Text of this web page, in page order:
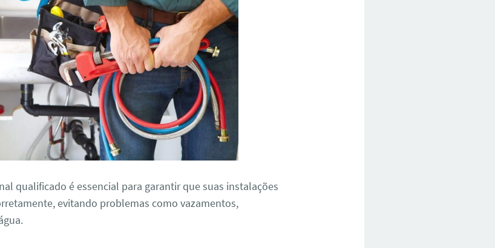
qualificado é essencial para garantir que suas instalações
evitando problemas como vazamentos,